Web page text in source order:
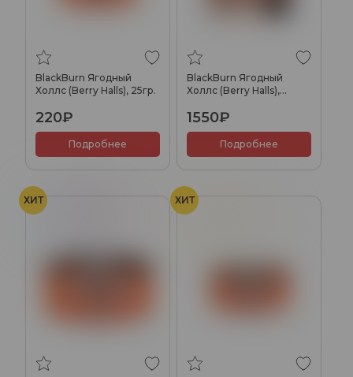
BlackBurn Ягодный
Холлс (Berry Halls), 25гр.
220₽
Подробнее
BlackBurn Ягодный
Холлс (Berry Halls),
1550₽
Подробнее
ХИТ
Холод
ХИТ
Кукуруза